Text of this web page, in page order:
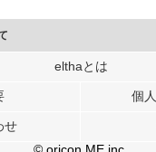
を使用して、ユーザーに合わ
ータ解析の各パートナーに提
報とユーザーが各パートナー
elthaとは
個
せ